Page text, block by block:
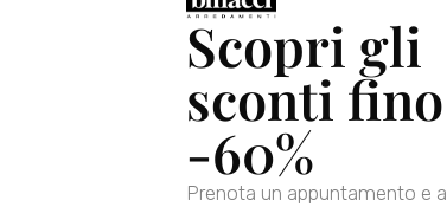
Scopri gli
sconti
-60%
Prenota un appuntamento e